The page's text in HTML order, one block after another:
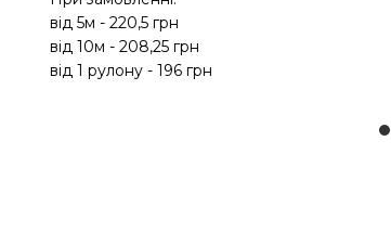
від 5м - 220,5 грн
від 10м - 208,25 грн
від 1 рулону - 196 грн